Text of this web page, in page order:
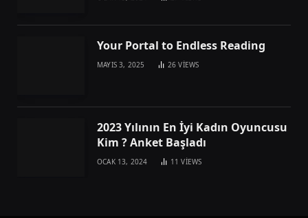
Your Portal to Endless Reading
MAYIS 3, 2025 26VIEWS
2023 Yılının En İyi Kadın Oyuncusu
Kim ? Anket Başladı
OCAK 13, 2024 11VIEWS